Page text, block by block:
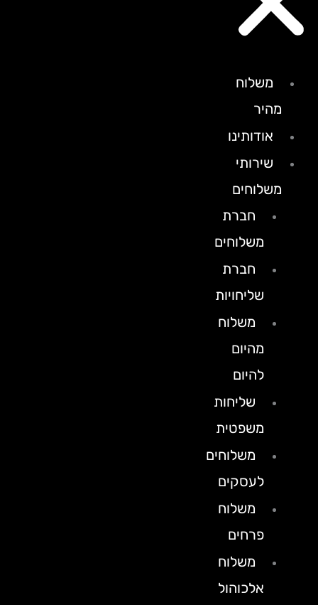
משלוח
מהיר
אודותינו
שירותי
משלוחים
חברת
משלוחים
חברת
שליחויות
משלוח
מהיום
להיום
שליחות
משפטית
משלוחים
לעסקים
משלוח
פרחים
משלוח
אלכוהול